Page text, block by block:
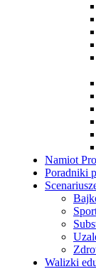
Namiot
Poradniki
Walizki